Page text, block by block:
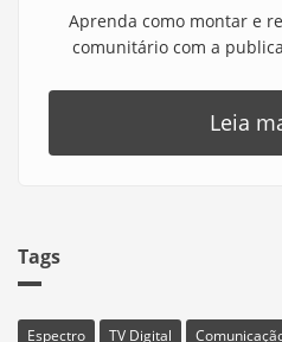
Aprenda como montar e
comunitário com a
Leia
Tags
Espectro TV Digital